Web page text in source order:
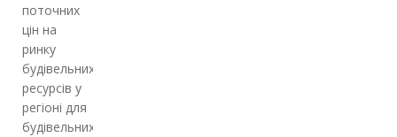
поточних
цін на
ринку
будівельних
ресурсів у
регіоні для
будівельних